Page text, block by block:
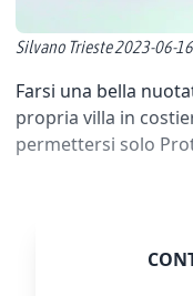
Silvano Trieste 2023-06-
Farsi una bella
propria villa in
permettersi solo